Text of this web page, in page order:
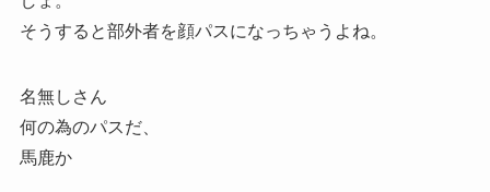
そうすると部外者を顔パスになっちゃうよね。
名無しさん
何の為のパスだ、
馬鹿か